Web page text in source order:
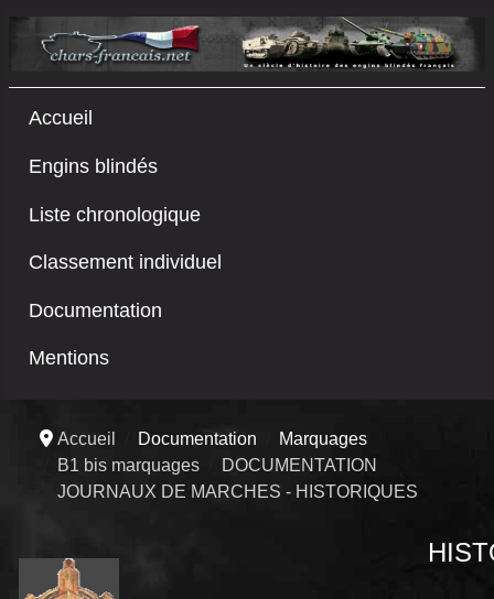
Accueil
Engins blindés
Liste chronologique
Classement individuel
Documentation
Mentions
Accueil Documentation
Marquages
B1 bis marquages
DOCUMENTATION
JOURNAUX DE MARCHES - HISTORIQUES